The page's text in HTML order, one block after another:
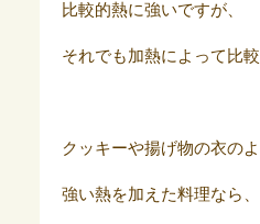
比較的熱に強いですが、
それでも加熱によって比
クッキーや揚げ物の衣の
強い熱を加えた料理なら、